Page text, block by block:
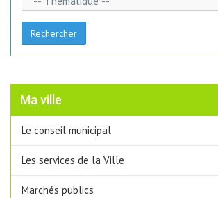
Rechercher
Ma ville
Le conseil municipal
Les services de la Ville
Marchés publics